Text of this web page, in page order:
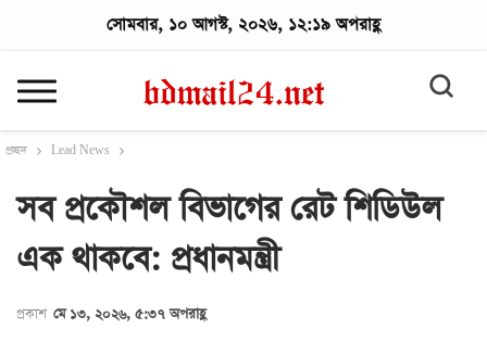
সোমবার, ১০ আগস্ট, ২০২৬, ১২:১৯ অপরাহ্ণ
প্রচ্ছদ Lead News
সব প্রকৌশল বিভাগের রেট শিডিউল
এক থাকবে: প্রধানমন্ত্রী
প্রকাশ মে ১৩, ২০২৬, ৫:৩৭ অপরাহ্ণ